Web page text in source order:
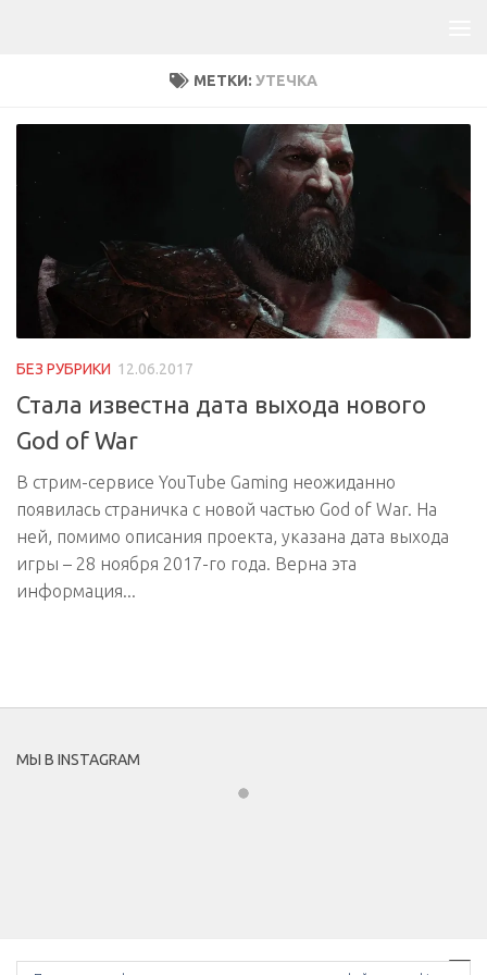
МЕТКИ: УТЕЧКА
БЕЗ РУБРИКИ 12.06.2017
Стала известна дата выхода нового
God of War
В стрим-сервисе YouTube Gaming неожиданно
появилась страничка с новой частью God of War. На
ней, помимо описания проекта, указана дата выхода
игры – 28 ноября 2017-го года. Верна эта
информация...
МЫ В INSTAGRAM